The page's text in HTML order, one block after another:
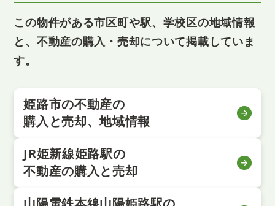
この物件がある市区町や駅、学校区の地域情報
と、不動産の購入・売却について掲載していま
す。
姫路市の不動産の
購入と売却、地域情報
JR姫新線姫路駅の
不動産の購入と売却